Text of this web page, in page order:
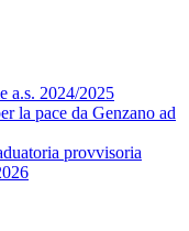
a.s. 2024/2025
la pace da Genzano ad
provvisoria